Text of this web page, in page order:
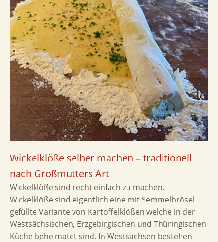
Wickelklöße selber machen – traditionell
nach Großmutters Art
Wickelklöße sind recht einfach zu machen.
Wickelklöße sind eigentlich eine mit Semmelbrösel
gefüllte Variante von Kartoffelklößen welche in der
Westsächsischen, Erzgebirgischen und Thüringischen
Küche beheimatet sind. In Westsachsen bestehen